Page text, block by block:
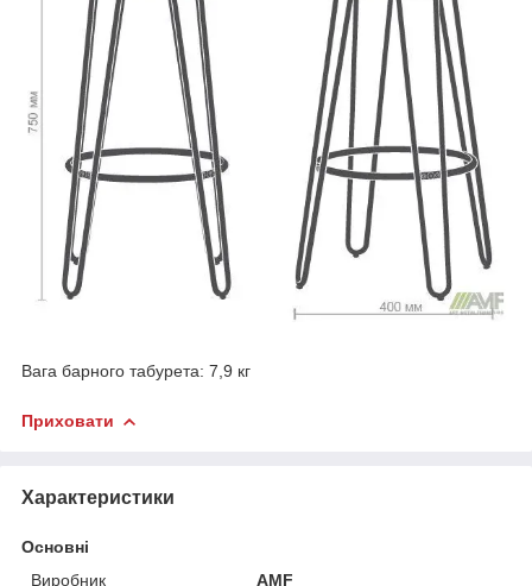
Вага барного табурета: 7,9 кг
Приховати
Характеристики
Основні
Виробник
AMF